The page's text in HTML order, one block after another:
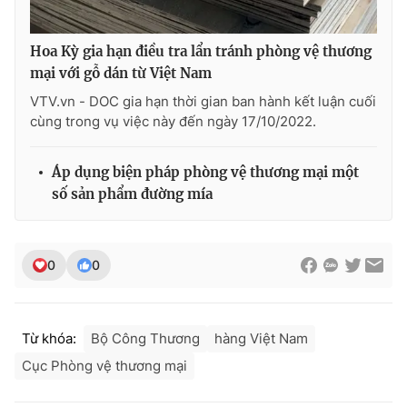
THỜI BÁO VTV
Theo dõi báo trên
Giấy phép hoạt động báo in và báo điện tử số 483/GP-BTTTT
Phó Tổng Biên tập:Nguyễn Thị Mỹ Hạnh, Phạm Quốc Thắng,
Nguyễn Trọng Ninh
Hoa Kỳ gia hạn điều tra lẩn tránh phòng vệ thương
mại với gỗ dán từ Việt Nam
VTV.vn - DOC gia hạn thời gian ban hành kết luận cuối
cùng trong vụ việc này đến ngày 17/10/2022.
Áp dụng biện pháp phòng vệ thương mại một
số sản phẩm đường mía
0 0
Từ khóa: Bộ Công Thương
hàng Việt Nam
Cục Phòng vệ thương mại